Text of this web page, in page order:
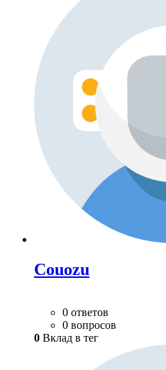
Couozu
0 ответов
0 вопросов
0 Вклад в тег